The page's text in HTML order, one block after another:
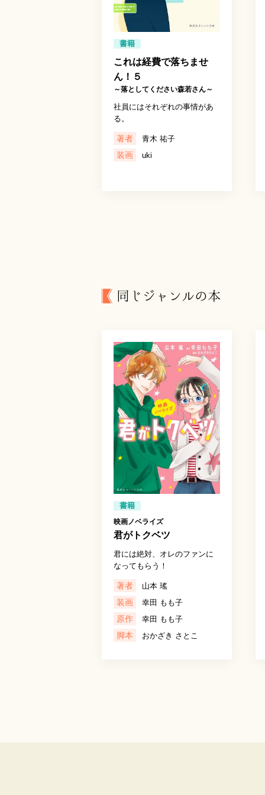
書籍
これは経費で落ちませ
ん！５
～落としてください森若さん～
社員にはそれぞれの事情があ
る。
著者 青木 祐子
装画 uki
同じジャンルの本
書籍
映画ノベライズ
君がトクベツ
君には絶対、オレのファンに
なってもらう！
著者 山本 瑤
装画 幸田 もも子
原作 幸田 もも子
脚本 おかざき さとこ